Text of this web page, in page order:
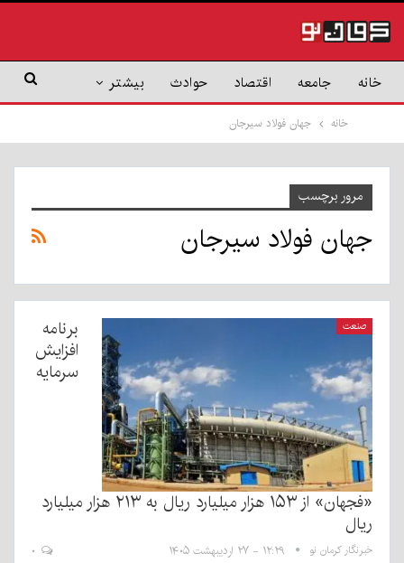
خانه جامعه اقتصاد حوادث بیشتر
خانه جهان فولاد سیرجان
مرور برچسب
جهان فولاد سیرجان
صنعت
برنامه
افزایش
سرمایه
«فجهان» از ۱۵۳ هزار میلیارد ریال به ۲۱۳ هزار میلیارد
ریال
خبرنگار کرمان نو ۱۲:۲۹ - ۲۷ اردیبهشت ۱۴۰۵